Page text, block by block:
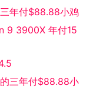
年付$88.88小鸡
9 3900X 年付15
三年付$88.88小